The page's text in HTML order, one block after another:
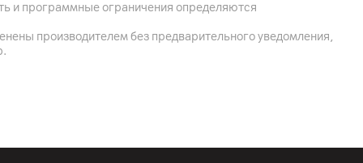
18 Вт (ЗУ 15 Вт входит в комплект)
и программные ограничения определяются
производителем без предварительного уведомления,